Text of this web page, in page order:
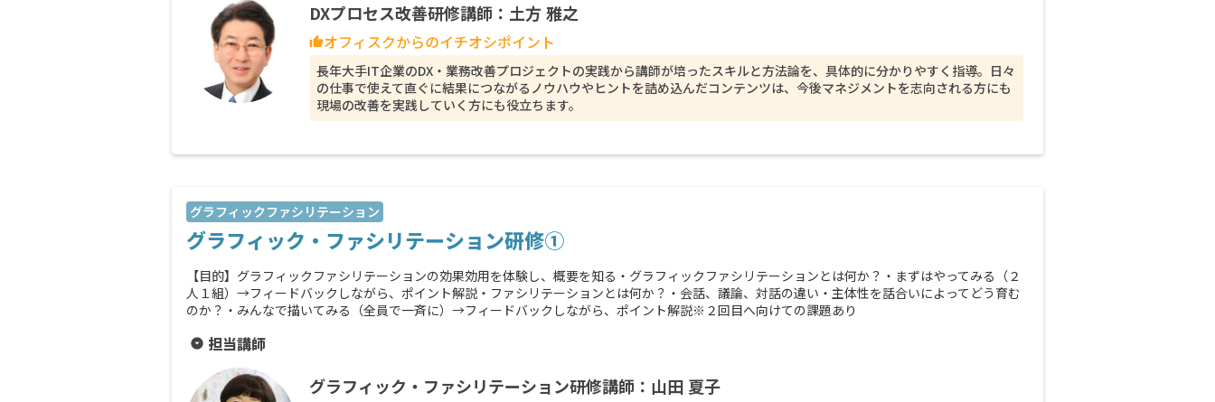
DXプロセス改善研修講師：土方 雅之
thumb_upオフィスクからのイチオシポイント
長年大手IT企業のDX・業務改善プロジェクトの実践から講師が培ったスキルと方法論を、具体的に分かりやすく指導。日々
の仕事で使えて直ぐに結果につながるノウハウやヒントを詰め込んだコンテンツは、今後マネジメントを志向される方にも
現場の改善を実践していく方にも役立ちます。
グラフィックファシリテーション
グラフィック・ファシリテーション研修①
【目的】グラフィックファシリテーションの効果効用を体験し、概要を知る・グラフィックファシリテーションとは何か？・まずはやってみる（２
人１組）→フィードバックしながら、ポイント解説・ファシリテーションとは何か？・会話、議論、対話の違い・主体性を話合いによってどう育む
のか？・みんなで描いてみる（全員で一斉に）→フィードバックしながら、ポイント解説※２回目へ向けての課題あり
arrow_drop_down_circle 担当講師
グラフィック・ファシリテーション研修講師：山田 夏子